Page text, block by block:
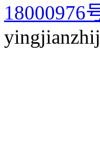
18000976